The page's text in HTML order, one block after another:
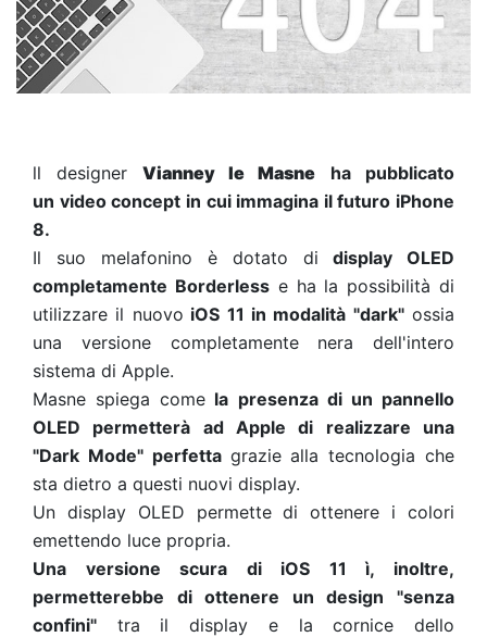
ll designer Vianney le Masne ha pubblicato
un video concept in cui immagina il futuro iPhone
8.
Il suo melafonino è dotato di display OLED
completamente Borderlesse ha la possibilità di
utilizzare il nuovo iOS 11 in modalità "dark"ossia
una versione completamente nera dell'intero
sistema di Apple.
Masne spiega come la presenza di un pannello
OLED permetterà ad Apple di realizzare una
"Dark Mode" perfetta grazie alla tecnologia che
sta dietro a questi nuovi display.
Un display OLED permette di ottenere i colori
emettendo luce propria.
Una versione scura di iOS 11 ì, inoltre,
permetterebbe di ottenere un design "senza
confini" tra il display e la cornice dello